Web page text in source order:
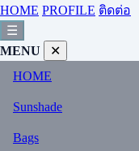
HOME PROFILE ติดต่อ
☰
MENU
✕
HOME
Sunshade
Bags